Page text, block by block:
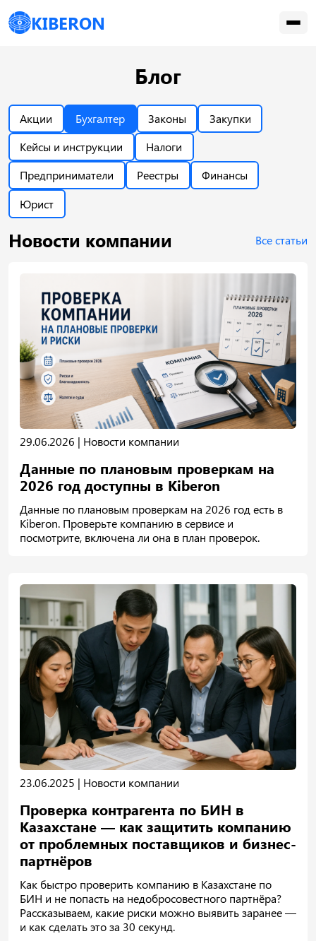
KIBERON
Блог
Акции Бухгалтер Законы
Закупки
Кейсы и инструкции
Налоги
Предприниматели
Реестры
Финансы
Юрист
Новости компании Все статьи
29.06.2026 | Новости компании
Данные по плановым проверкам на
2026 год доступны в Kiberon
Данные по плановым проверкам на 2026 год есть в
Kiberon. Проверьте компанию в сервисе и
посмотрите, включена ли она в план проверок.
23.06.2025 | Новости компании
Проверка контрагента по БИН в
Казахстане — как защитить компанию
от проблемных поставщиков и бизнес-
партнёров
Как быстро проверить компанию в Казахстане по
БИН и не попасть на недобросовестного партнёра?
Рассказываем, какие риски можно выявить заранее —
и как сделать это за 30 секунд.